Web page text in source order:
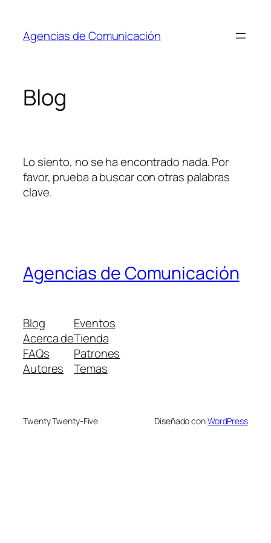
contenido
Agencias de Comunicación
Blog
Lo siento, no se ha encontrado nada. Por
favor, prueba a buscar con otras palabras
clave.
Agencias de Comunicación
Blog
Acerca de
FAQs
Autores
Eventos
Tienda
Patrones
Temas
Twenty Twenty-Five Diseñado conWordPress